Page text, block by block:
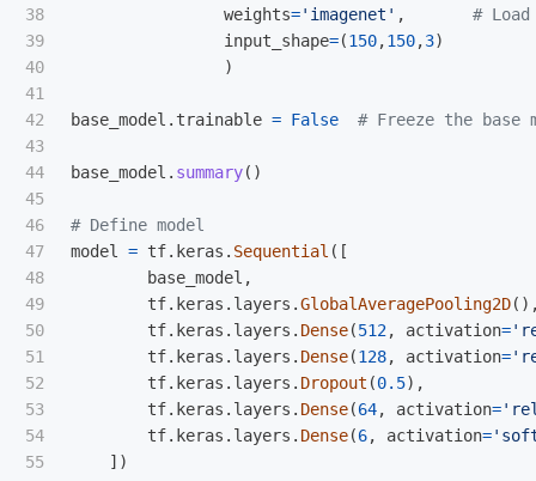
38
39
40
41
42
43
44
45
46
47
48
49
50
51
52
53
54
55
weights=' imagenet ' ,
input_shape=(150,150,3)
)
base_model . trainable = False
base_model . summary()
model
= tf. keras . Sequential ([
base_model ,
tf. keras . layers .GlobalAveragePooling2D
tf. keras . layers . Dense(512, activation='
tf. keras . layers . Dense(128, activation='
tf. keras . layers . Dropout (0.5),
tf. keras . layers . Dense(64, activation='
tf. keras . layers . Dense(6, activation='
])